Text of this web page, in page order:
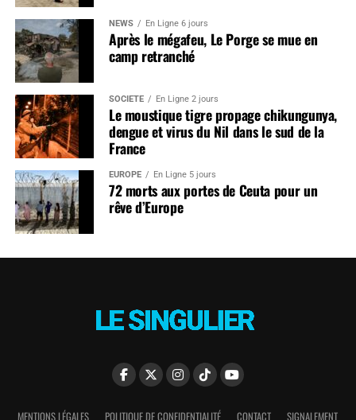
NEWS En Ligne 6 jours
Après le mégafeu, Le Porge se mue en
camp retranché
SOCIÉTÉ En Ligne 2 jours
Le moustique tigre propage chikungunya,
dengue et virus du Nil dans le sud de la
France
EUROPE En Ligne 5 jours
72 morts aux portes de Ceuta pour un
rêve d’Europe
MENTIONS LÉGALES POLITIQUE DE CONFIDENTIALITÉ CONTACT SIGNALEMENT